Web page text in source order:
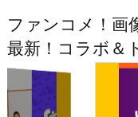
ファンコメ！画
最新！コラボ＆